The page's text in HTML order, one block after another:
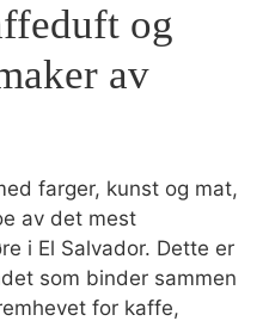
og
av
farger, kunst og mat,
av det mest
i El Salvador. Dette er
som binder sammen
for kaffe,